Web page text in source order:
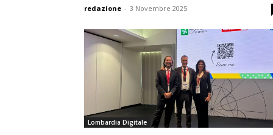
redazione - 3 Novembre 2025
Lombardia Digitale